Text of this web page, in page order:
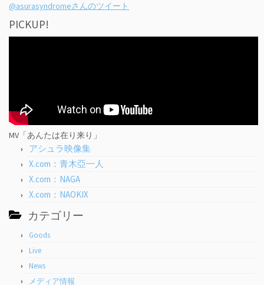
@asurasyndromeさんのツイート
PICKUP!
MV「あんたは在り来り」
アシュラ映像集
X.com：青木亞一人
X.com：NAGA
X.com：NAOKIX
カテゴリー
Goods
Live
News
メディア情報